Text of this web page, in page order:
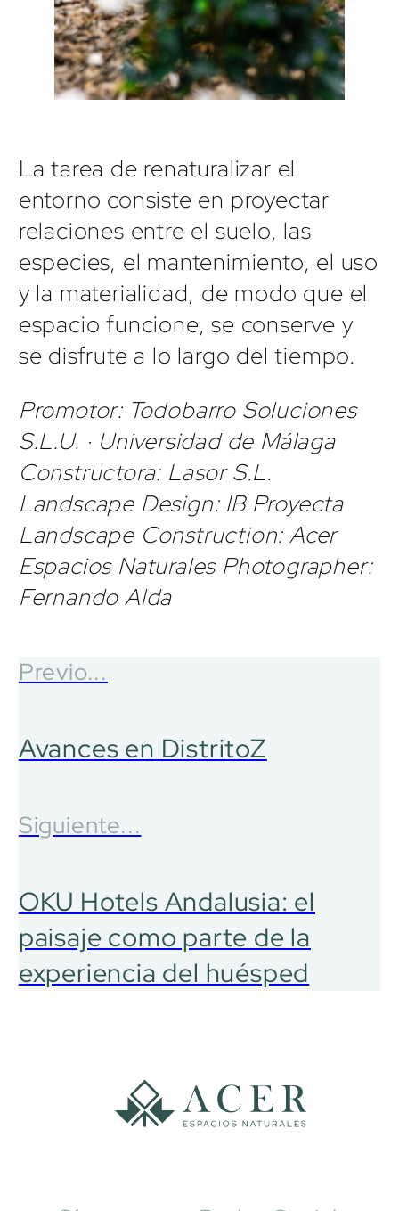
La tarea de renaturalizar el
entorno consiste en proyectar
relaciones entre el suelo, las
especies, el mantenimiento, el uso
y la materialidad, de modo que el
espacio funcione, se conserve y
se disfrute a lo largo del tiempo.
Promotor: Todobarro Soluciones
S.L.U. · Universidad de Málaga
Constructora: Lasor S.L.
Landscape Design: IB Proyecta
Landscape Construction: Acer
Espacios Naturales Photographer:
Fernando Alda
Previo...
Avances en DistritoZ
Siguiente...
OKU Hotels Andalusia: el
paisaje como parte de la
experiencia del huésped